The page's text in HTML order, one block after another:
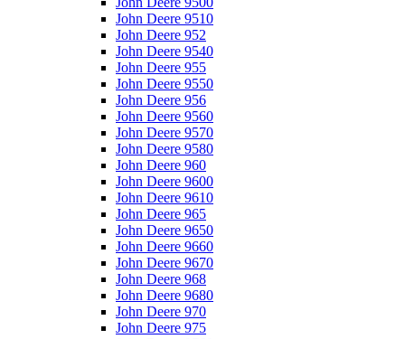
John Deere 9510
John Deere 952
John Deere 9540
John Deere 955
John Deere 9550
John Deere 956
John Deere 9560
John Deere 9570
John Deere 9580
John Deere 960
John Deere 9600
John Deere 9610
John Deere 965
John Deere 9650
John Deere 9660
John Deere 9670
John Deere 968
John Deere 9680
John Deere 970
John Deere 975